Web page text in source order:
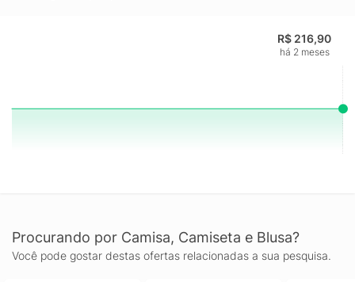
R$ 216,90
há 2 meses
Procurando por Camisa, Camiseta e Blusa?
Você pode gostar destas ofertas relacionadas a sua pesquisa.